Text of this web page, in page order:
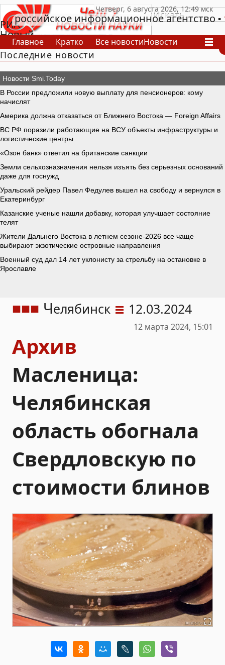
РИА
Новый
День
российское информационное агентство
Главное Кратко Все новостиНовости
В России
В мире
СпецпроектыПроекты Архив
Последние новости
Челябинск 12.03.2024
12 марта 2024, 15:01
Архив
Масленица:
Челябинская
область обогнала
Свердловскую по
стоимости блинов